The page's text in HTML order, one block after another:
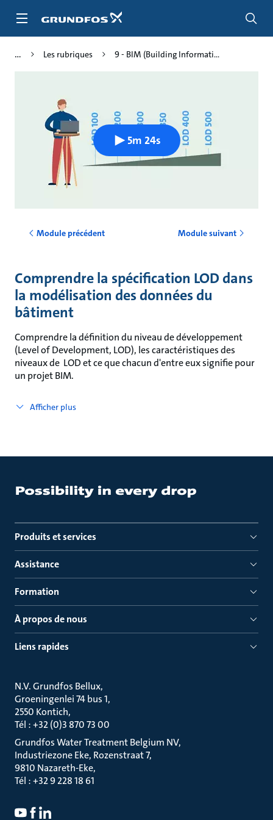
Les rubriques 9 - BIM (Building Informati...
5m 24s
Module précédent Module suivant
Comprendre la spécification LOD dans
la modélisation des données du
bâtiment
Comprendre la définition du niveau de développement
(Level of Development, LOD), les caractéristiques des
niveaux de LOD et ce que chacun d'entre eux signifie pour
un projet BIM.
Afficher plus
Produits et services
Assistance
Formation
À propos de nous
Liens rapides
N.V. Grundfos Bellux
Groeningenlei 74 bus 1
2550 Kontich
Tél : +32 (0)3 870 73 00
Grundfos Water Treatment Belgium NV
Industriezone Eke, Rozenstraat 7
9810 Nazareth-Eke
Tél : +32 9 228 18 61